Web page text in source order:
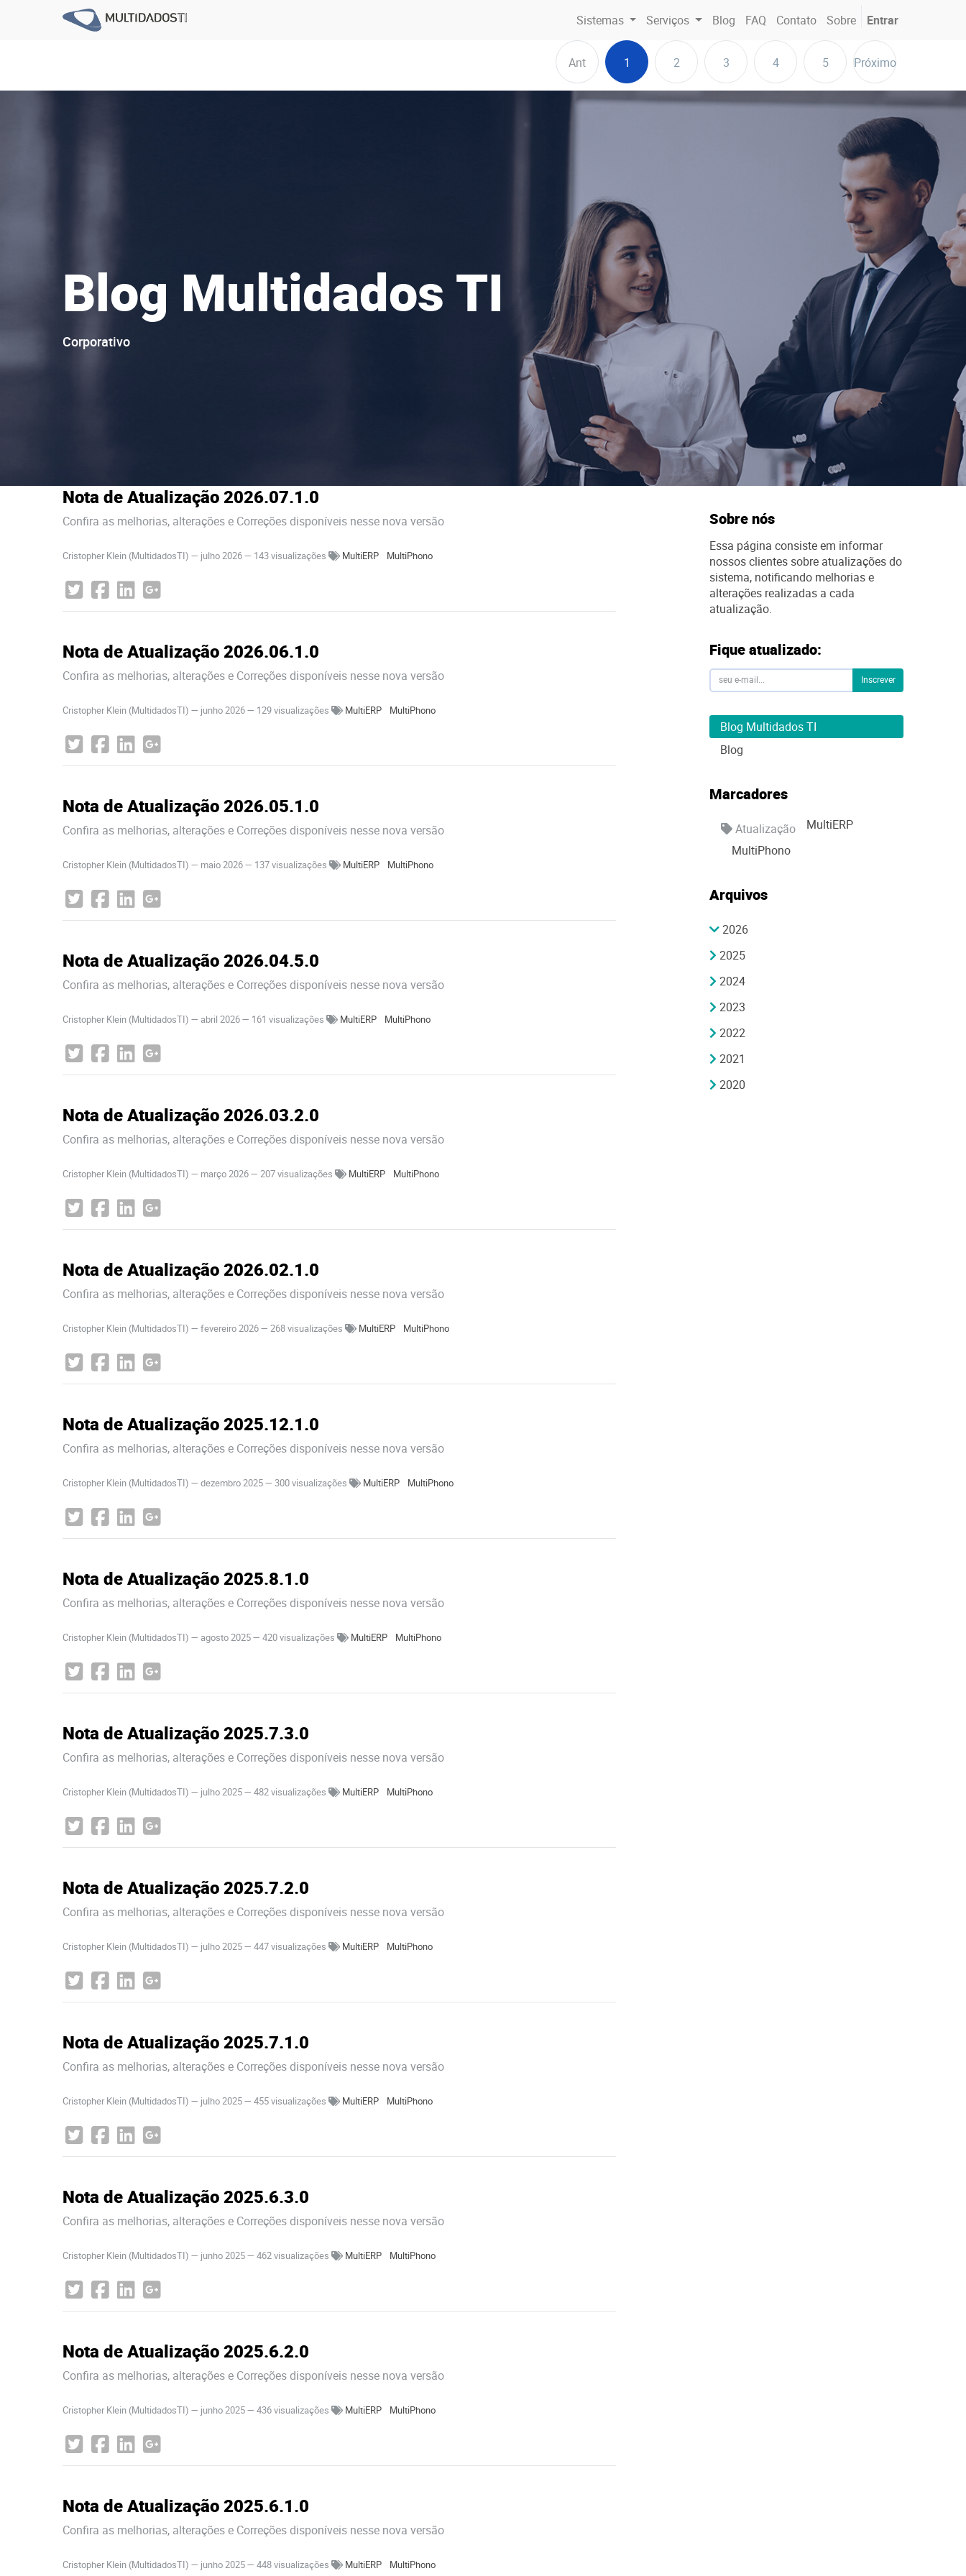
Sistemas Serviços Blog FAQ Contato Sobre Entrar
Ant 1 2 3 4 5 Próximo
Blog Multidados TI
Corporativo
Nota de Atualização 2026.07.1.0
Confira as melhorias, alterações e Correções disponíveis nesse nova versão
Cristopher Klein (MultidadosTI) — julho 2026— 143 visualizações MultiERP MultiPhono
Nota de Atualização 2026.06.1.0
Confira as melhorias, alterações e Correções disponíveis nesse nova versão
Cristopher Klein (MultidadosTI) — junho 2026— 129 visualizações MultiERP MultiPhono
Nota de Atualização 2026.05.1.0
Confira as melhorias, alterações e Correções disponíveis nesse nova versão
Cristopher Klein (MultidadosTI) — maio 2026— 137 visualizações MultiERP MultiPhono
Nota de Atualização 2026.04.5.0
Confira as melhorias, alterações e Correções disponíveis nesse nova versão
Cristopher Klein (MultidadosTI) — abril 2026— 161 visualizações MultiERP MultiPhono
Nota de Atualização 2026.03.2.0
Confira as melhorias, alterações e Correções disponíveis nesse nova versão
Cristopher Klein (MultidadosTI) — março 2026— 207 visualizações MultiERP MultiPhono
Nota de Atualização 2026.02.1.0
Confira as melhorias, alterações e Correções disponíveis nesse nova versão
Cristopher Klein (MultidadosTI) — fevereiro 2026— 268 visualizações MultiERP MultiPhono
Nota de Atualização 2025.12.1.0
Confira as melhorias, alterações e Correções disponíveis nesse nova versão
Cristopher Klein (MultidadosTI) — dezembro 2025— 300 visualizações MultiERP MultiPhono
Nota de Atualização 2025.8.1.0
Confira as melhorias, alterações e Correções disponíveis nesse nova versão
Cristopher Klein (MultidadosTI) — agosto 2025— 420 visualizações MultiERP MultiPhono
Nota de Atualização 2025.7.3.0
Confira as melhorias, alterações e Correções disponíveis nesse nova versão
Cristopher Klein (MultidadosTI) — julho 2025— 482 visualizações MultiERP MultiPhono
Nota de Atualização 2025.7.2.0
Confira as melhorias, alterações e Correções disponíveis nesse nova versão
Cristopher Klein (MultidadosTI) — julho 2025— 447 visualizações MultiERP MultiPhono
Nota de Atualização 2025.7.1.0
Confira as melhorias, alterações e Correções disponíveis nesse nova versão
Cristopher Klein (MultidadosTI) — julho 2025— 455 visualizações MultiERP MultiPhono
Nota de Atualização 2025.6.3.0
Confira as melhorias, alterações e Correções disponíveis nesse nova versão
Cristopher Klein (MultidadosTI) — junho 2025— 462 visualizações MultiERP MultiPhono
Nota de Atualização 2025.6.2.0
Confira as melhorias, alterações e Correções disponíveis nesse nova versão
Cristopher Klein (MultidadosTI) — junho 2025— 436 visualizações MultiERP MultiPhono
Nota de Atualização 2025.6.1.0
Confira as melhorias, alterações e Correções disponíveis nesse nova versão
Cristopher Klein (MultidadosTI) — junho 2025— 448 visualizações MultiERP MultiPhono
Sobre nós
Essa página consiste em informar
nossos clientes sobre atualizações do
sistema, notificando melhorias e
alterações realizadas a cada
atualização.
Fique atualizado:
Inscrever
Blog Multidados TI
Blog
Marcadores
Atualização
MultiERP
MultiPhono
Arquivos
2026
2025
2024
2023
2022
2021
2020